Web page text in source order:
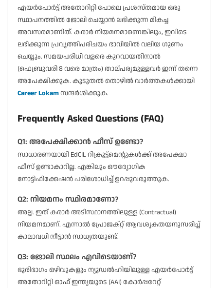
എയർപോർട്ട് അതോറിറ്റി പോലെ പ്രശസ്തമായ ഒരു
സ്ഥാപനത്തിൽ ജോലി ചെയ്യാൻ ലഭിക്കുന്ന മികച്ച
അവസരമാണിത്. കരാർ നിയമനമാണെങ്കിലും, ഇവിടെ
ലഭിക്കുന്ന പ്രവൃത്തിപരിചയം ഭാവിയിൽ വലിയ ഗുണം
ചെയ്യും. സമയപരിധി വളരെ കുറവായതിനാൽ
(ഫെബ്രുവരി 8 വരെ മാത്രം) താല്പര്യമുള്ളവർ ഇന്ന് തന്നെ
അപേക്ഷിക്കുക. കൂടുതൽ തൊഴിൽ വാർത്തകൾക്കായി
Career Lokamസന്ദർശിക്കുക.
Frequently Asked Questions (FAQ)
Q1: അപേക്ഷിക്കാൻ ഫീസ് ഉണ്ടോ?
സാധാരണയായി EdCIL റിക്രൂട്ട്മെന്റുകൾക്ക് അപേക്ഷാ
ഫീസ് ഉണ്ടാകാറില്ല. എങ്കിലും ഔദ്യോഗിക
നോട്ടിഫിക്കേഷൻ പരിശോധിച്ച് ഉറപ്പുവരുത്തുക.
Q2: നിയമനം സ്ഥിരമാണോ?
അല്ല. ഇത് കരാർ അടിസ്ഥാനത്തിലുള്ള (Contractual)
നിയമനമാണ്. എന്നാൽ പ്രോജക്റ്റ് ആവശ്യകതയനുസരിച്ച്
കാലാവധി നീട്ടാൻ സാധ്യതയുണ്ട്.
Q3: ജോലി സ്ഥലം എവിടെയാണ്?
ഭൂരിഭാഗം ഒഴിവുകളും ന്യൂഡൽഹിയിലുള്ള എയർപോർട്ട്
അതോറിറ്റി ഓഫ് ഇന്ത്യയുടെ (AAI) കോർപ്പറേറ്റ്